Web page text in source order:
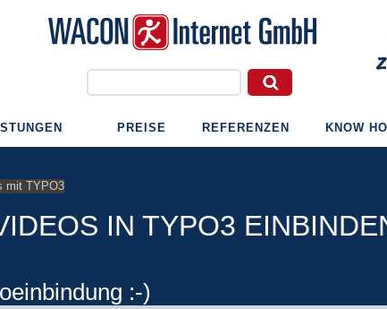
PREISE REFERENZEN KNOW
mit TYPO3
IN TYPO3
:-)